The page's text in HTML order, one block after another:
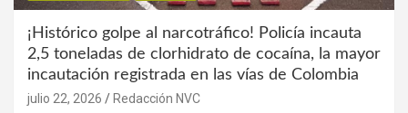
¡Histórico golpe al narcotráfico! Policía incauta
2,5 toneladas de clorhidrato de cocaína, la mayor
incautación registrada en las vías de Colombia
julio 22, 2026 Redacción NVC